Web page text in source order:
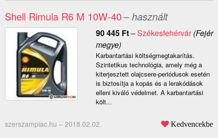
Shell Rimula R6 M 10W-40– használt
90 445 Ft–Székesfehérvár(Fejér
megye)
Karbantartási költségmegtakarítás.
Szintetikus technológia, amely még a
kiterjesztett olajcsere-periódusok esetén
is biztosítja a kopás és a lerakódások
elleni kiváló védelmet. A karbantartási
költ...
szerszampiac.hu – 2018.02.02. Kedvencekbe